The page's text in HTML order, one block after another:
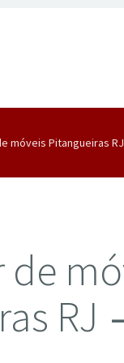
móveis Pitangueiras
RJ